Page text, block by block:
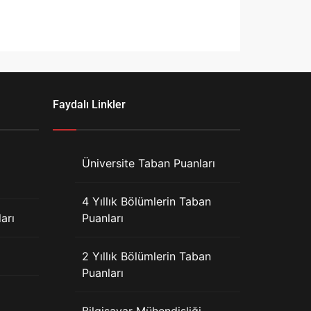
Faydalı Linkler
Üniversite Taban Puanları
4 Yıllık Bölümlerin Taban
Puanları
2 Yıllık Bölümlerin Taban
Puanları